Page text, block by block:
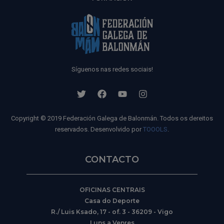
Síguenos nas redes sociais!
Copyright © 2019 Federación Galega de Balonmán. Todos os dereitos
reservados. Desenvolvido por TOOOLS.
CONTACTO
OFICINAS CENTRAIS
Casa do Deporte
R./ Luis Ksado, 17 - of. 3 - 36209 - Vigo